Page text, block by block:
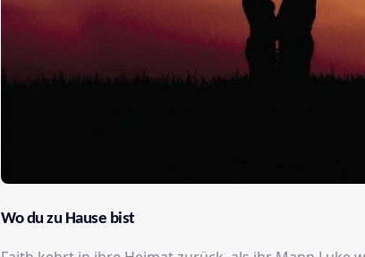
Wo du zu Hause bist